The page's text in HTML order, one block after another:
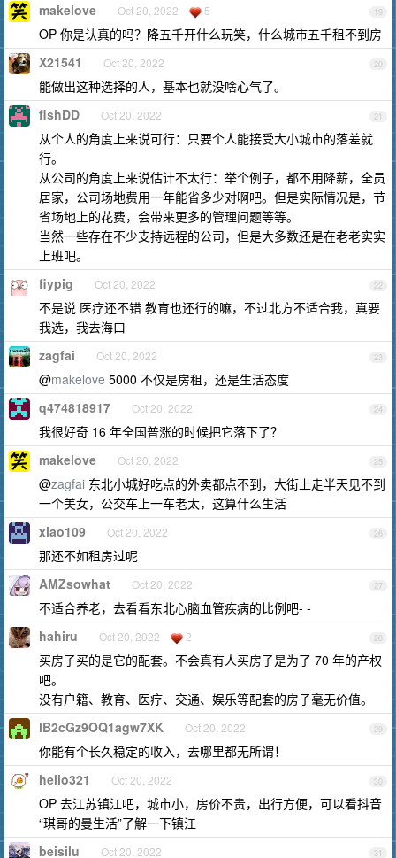
19
makelove Oct 20, 2022 5
OP 你是认真的吗？降五千开什么玩笑，什么城市五千租不到房
20
X21541 Oct 20, 2022
能做出这种选择的人，基本也就没啥心气了。
21
fishDD Oct 20, 2022
从个人的角度上来说可行：只要个人能接受大小城市的落差就
行。
从公司的角度上来说估计不太行：举个例子，都不用降薪，全员
居家，公司场地费用一年能省多少对啊吧。但是实际情况是，节
省场地上的花费，会带来更多的管理问题等等。
当然一些存在不少支持远程的公司，但是大多数还是在老老实实
上班吧。
22
fiypig Oct 20, 2022
不是说 医疗还不错 教育也还行的嘛，不过北方不适合我，真要
我选，我去海口
23
zagfai Oct 20, 2022
@makelove 5000 不仅是房租，还是生活态度
24
q474818917 Oct 20, 2022
我很好奇 16 年全国普涨的时候把它落下了？
25
makelove Oct 20, 2022
@zagfai 东北小城好吃点的外卖都点不到，大街上走半天见不到
一个美女，公交车上一车老太，这算什么生活
26
xiao109 Oct 20, 2022
那还不如租房过呢
27
AMZsowhat Oct 20, 2022
不适合养老，去看看东北心脑血管疾病的比例吧- -
28
hahiru Oct 20, 2022 2
买房子买的是它的配套。不会真有人买房子是为了 70 年的产权
吧。
没有户籍、教育、医疗、交通、娱乐等配套的房子毫无价值。
29
lB2cGz9OQ1agw7XK Oct 20, 2022
你能有个长久稳定的收入，去哪里都无所谓！
30
hello321 Oct 20, 2022
OP 去江苏镇江吧，城市小，房价不贵，出行方便，可以看抖音
“琪哥的曼生活”了解一下镇江
31
beisilu Oct 20, 2022